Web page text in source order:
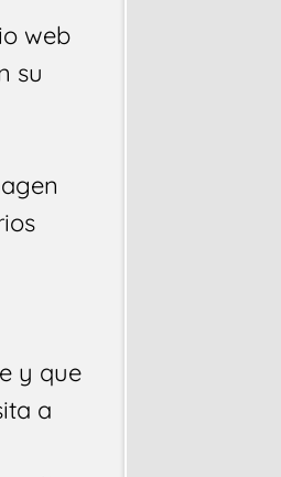
web
su
y que
a